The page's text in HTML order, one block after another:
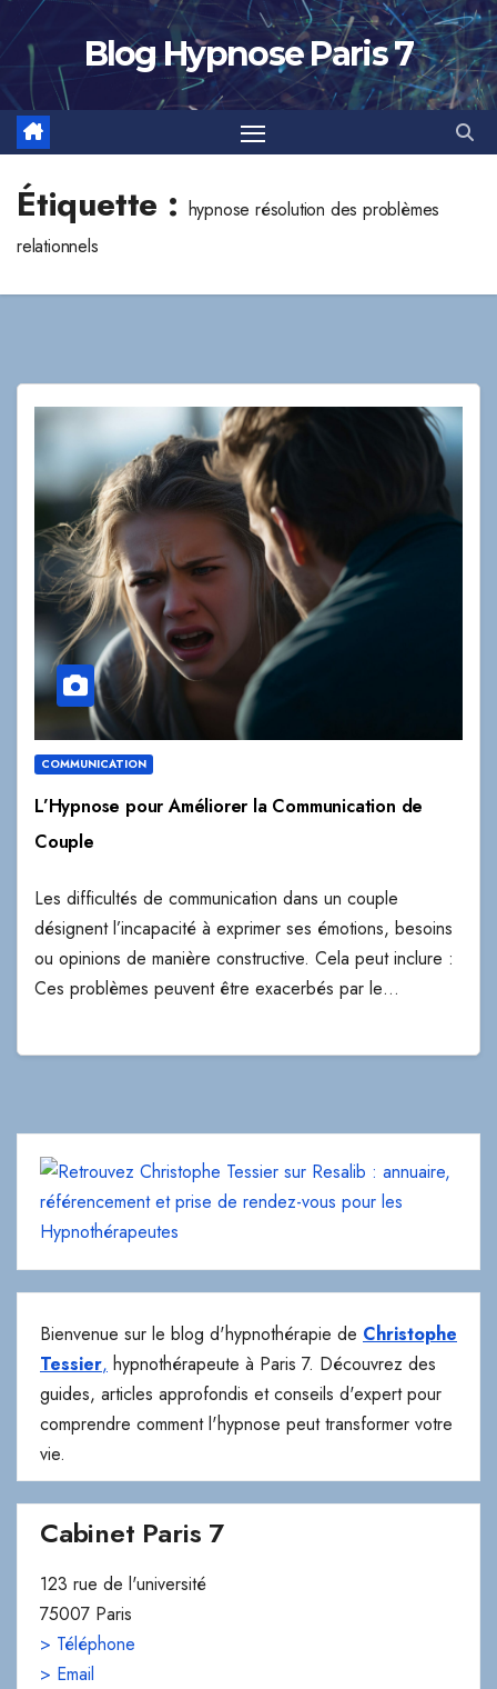
Skip
content
Blog Hypnose Paris 7
Étiquette : hypnose résolution des problèmes
relationnels
COMMUNICATION
L’Hypnose pour Améliorer la Communication de
Couple
Les difficultés de communication dans un couple
désignent l’incapacité à exprimer ses émotions, besoins
ou opinions de manière constructive. Cela peut inclure :
Ces problèmes peuvent être exacerbés par le…
Bienvenue sur le blog d'hypnothérapie de Christophe
Tessier, hypnothérapeute à Paris 7. Découvrez des
guides, articles approfondis et conseils d'expert pour
comprendre comment l'hypnose peut transformer votre
vie.
Cabinet Paris 7
123 rue de l'université
75007 Paris
> Téléphone
> Email